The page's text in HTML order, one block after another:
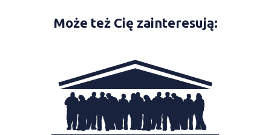
Może też Cię zainteresują: